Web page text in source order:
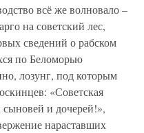
всё же волновало –
на советский лес,
сведений о рабском
по Беломорью
лозунг, под которым
«Советская
сыновей и дочерей!»,
нараставших